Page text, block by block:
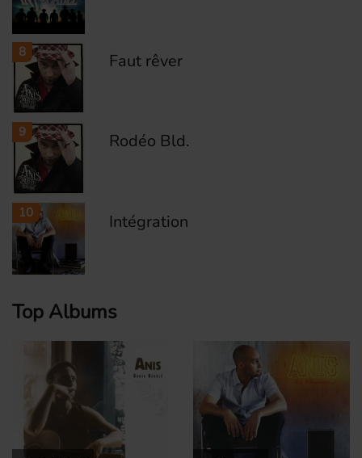
8 Faut rêver
9 Rodéo Bld.
10 Intégration
Top Albums